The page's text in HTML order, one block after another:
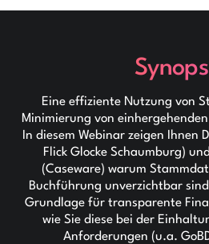
Eine effiziente Nutzung von
Minimierung von
In diesem Webinar zeigen Ihnen
Flick Glocke Schaumburg)
(Caseware) warum
Buchführung unverzichtbar
Grundlage für transparente
wie Sie diese bei der
Anforderungen (u.a.